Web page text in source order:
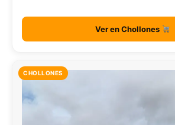
Ver en Chollones
CHOLLONES